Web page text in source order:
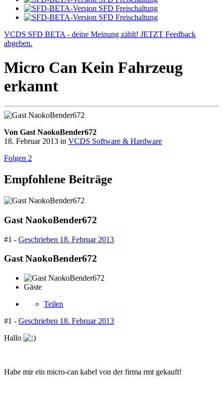
VCDS SFD BETA - deine Meinung zählt! JETZT Feedback
abgeben.
Micro Can Kein Fahrzeug
erkannt
Von Gast NaokoBender672
18. Februar 2013 in VCDS Software & Hardware
Folgen 2
Empfohlene Beiträge
Gast NaokoBender672
#1 - Geschrieben 18. Februar 2013
Gast NaokoBender672
Gäste
Teilen
#1 - Geschrieben 18. Februar 2013
Hallo
Habe mir ein micro-can kabel von der firma rmt gekauft!